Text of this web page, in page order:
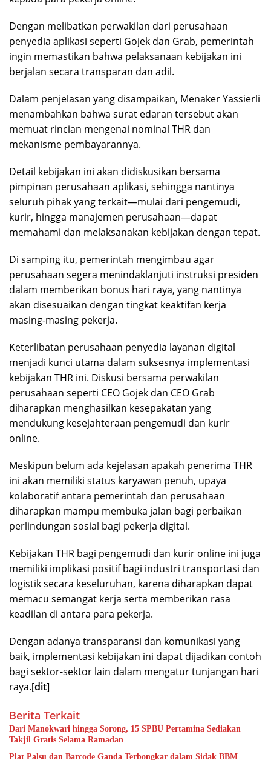
Dengan melibatkan perwakilan dari perusahaan
penyedia aplikasi seperti Gojek dan Grab, pemerintah
ingin memastikan bahwa pelaksanaan kebijakan ini
berjalan secara transparan dan adil.
Dalam penjelasan yang disampaikan, Menaker Yassierli
menambahkan bahwa surat edaran tersebut akan
memuat rincian mengenai nominal THR dan
mekanisme pembayarannya.
Detail kebijakan ini akan didiskusikan bersama
pimpinan perusahaan aplikasi, sehingga nantinya
seluruh pihak yang terkait—mulai dari pengemudi,
kurir, hingga manajemen perusahaan—dapat
memahami dan melaksanakan kebijakan dengan tepat.
Di samping itu, pemerintah mengimbau agar
perusahaan segera menindaklanjuti instruksi presiden
dalam memberikan bonus hari raya, yang nantinya
akan disesuaikan dengan tingkat keaktifan kerja
masing-masing pekerja.
Keterlibatan perusahaan penyedia layanan digital
menjadi kunci utama dalam suksesnya implementasi
kebijakan THR ini. Diskusi bersama perwakilan
perusahaan seperti CEO Gojek dan CEO Grab
diharapkan menghasilkan kesepakatan yang
mendukung kesejahteraan pengemudi dan kurir
online.
Meskipun belum ada kejelasan apakah penerima THR
ini akan memiliki status karyawan penuh, upaya
kolaboratif antara pemerintah dan perusahaan
diharapkan mampu membuka jalan bagi perbaikan
perlindungan sosial bagi pekerja digital.
Kebijakan THR bagi pengemudi dan kurir online ini juga
memiliki implikasi positif bagi industri transportasi dan
logistik secara keseluruhan, karena diharapkan dapat
memacu semangat kerja serta memberikan rasa
keadilan di antara para pekerja.
Dengan adanya transparansi dan komunikasi yang
baik, implementasi kebijakan ini dapat dijadikan contoh
bagi sektor-sektor lain dalam mengatur tunjangan hari
raya.[dit]
Berita Terkait
Dari Manokwari hingga Sorong, 15 SPBU Pertamina Sediakan
Takjil Gratis Selama Ramadan
Plat Palsu dan Barcode Ganda Terbongkar dalam Sidak BBM